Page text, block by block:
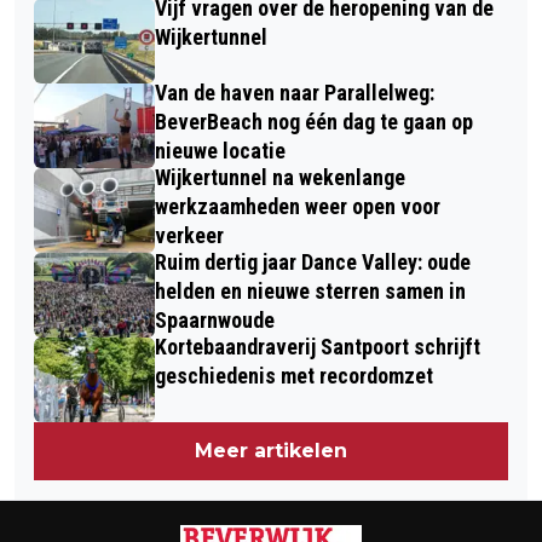
PERIODETITEL NA WINST TEGEN
JONG PSV
Vijf vragen over de heropening van de
Wijkertunnel
Van de haven naar Parallelweg:
BeverBeach nog één dag te gaan op
nieuwe locatie
Wijkertunnel na wekenlange
werkzaamheden weer open voor
verkeer
Ruim dertig jaar Dance Valley: oude
helden en nieuwe sterren samen in
Spaarnwoude
Kortebaandraverij Santpoort schrijft
geschiedenis met recordomzet
Meer artikelen